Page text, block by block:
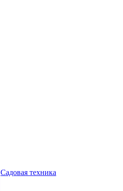
Садовая техника